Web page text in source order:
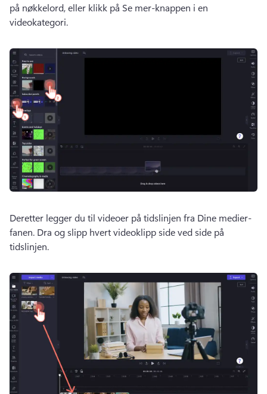
på nøkkelord, eller klikk på Se mer-knappen i en
videokategori.
Deretter legger du til videoer på tidslinjen fra Dine medier-
fanen. Dra og slipp hvert videoklipp side ved side på
tidslinjen.